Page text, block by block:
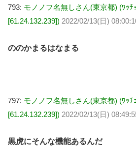
793: モノノフ名無しさん(東京都) (ﾜｯﾁ
[61.24.132.239]) 2022/02/13(日)
ののかまるはなまる
797: モノノフ名無しさん(東京都) (ﾜｯﾁ
[61.24.132.239]) 2022/02/13(日)
黒虎にそんな機能あるんだ